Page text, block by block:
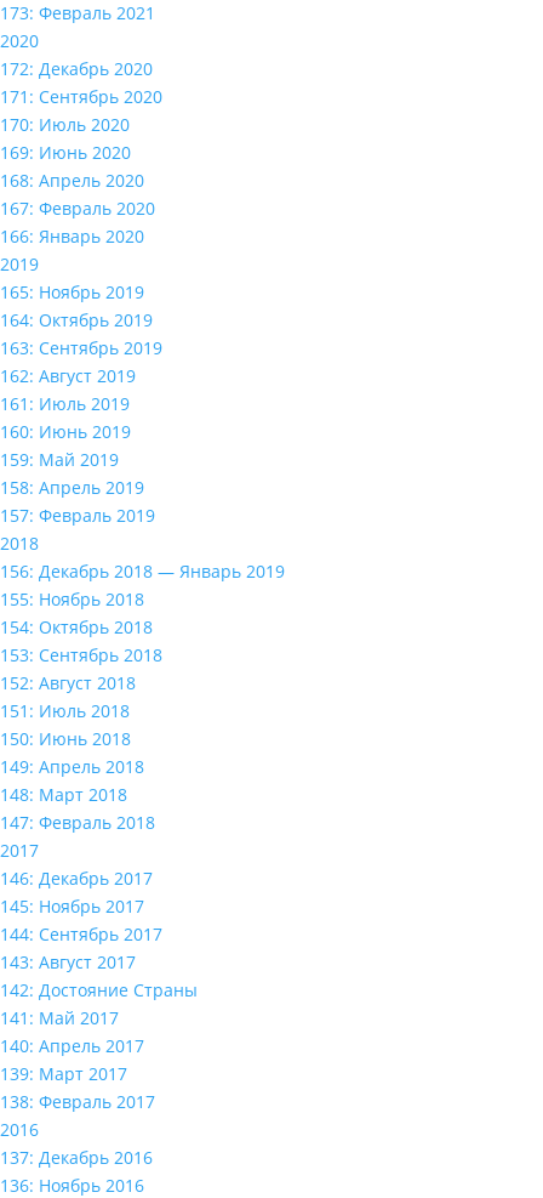
173: Февраль 2021
2020
172: Декабрь 2020
171: Сентябрь 2020
170: Июль 2020
169: Июнь 2020
168: Апрель 2020
167: Февраль 2020
166: Январь 2020
2019
165: Ноябрь 2019
164: Октябрь 2019
163: Сентябрь 2019
162: Август 2019
161: Июль 2019
160: Июнь 2019
159: Май 2019
158: Апрель 2019
157: Февраль 2019
2018
156: Декабрь 2018 — Январь 2019
155: Ноябрь 2018
154: Октябрь 2018
153: Сентябрь 2018
152: Август 2018
151: Июль 2018
150: Июнь 2018
149: Апрель 2018
148: Март 2018
147: Февраль 2018
2017
146: Декабрь 2017
145: Ноябрь 2017
144: Сентябрь 2017
143: Август 2017
142: Достояние Страны
141: Май 2017
140: Апрель 2017
139: Март 2017
138: Февраль 2017
2016
137: Декабрь 2016
136: Ноябрь 2016